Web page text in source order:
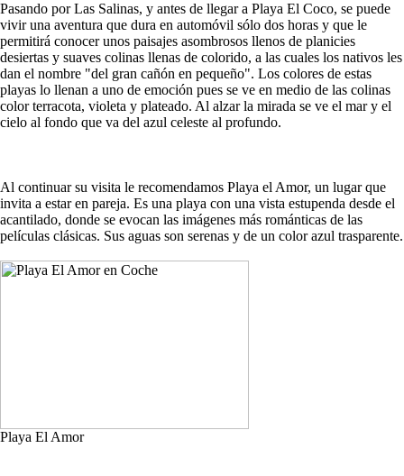
Pasando por Las Salinas, y antes de llegar a Playa El Coco, se puede
vivir una aventura que dura en automóvil sólo dos horas y que le
permitirá conocer unos paisajes asombrosos llenos de planicies
desiertas y suaves colinas llenas de colorido, a las cuales los nativos les
dan el nombre "del gran cañón en pequeño". Los colores de estas
playas lo llenan a uno de emoción pues se ve en medio de las colinas
color terracota, violeta y plateado. Al alzar la mirada se ve el mar y el
cielo al fondo que va del azul celeste al profundo.
Al continuar su visita le recomendamos Playa el Amor, un lugar que
invita a estar en pareja. Es una playa con una vista estupenda desde el
acantilado, donde se evocan las imágenes más románticas de las
películas clásicas. Sus aguas son serenas y de un color azul trasparente.
Playa El Amor